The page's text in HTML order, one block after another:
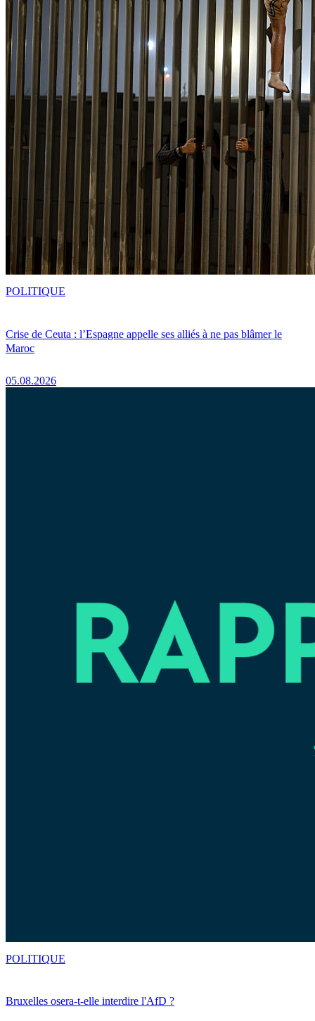
Crise de Ceuta : l’Espagne appelle ses alliés à ne pas blâmer le
Maroc
05.08.2026
POLITIQUE
Bruxelles osera-t-elle interdire l'AfD ?
POLITIQUE